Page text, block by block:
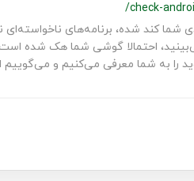
/check-
شما کند شده، برنامه‌های
احتمالا گوشی شما هک شده
را به شما معرفی می‌کنیم و می‌گوییم